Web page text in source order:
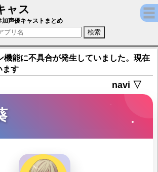
ャス
声優：益山武明)【オンエア！】キ
加声優キャストまとめ
機能に不具合が発生していました。現在
ます
navi ▽